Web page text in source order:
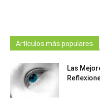
Artículos más populares
Las